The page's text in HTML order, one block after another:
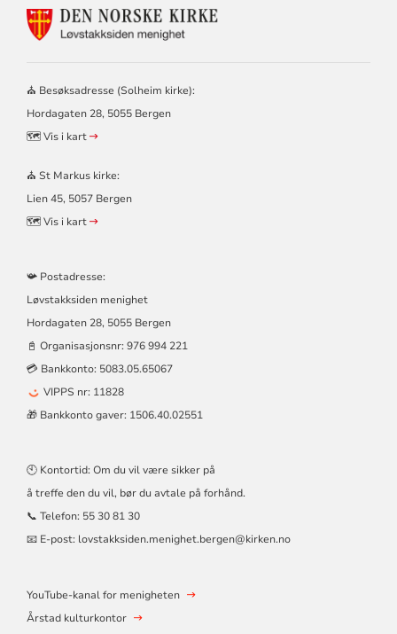
⛪ Besøksadresse (Solheim kirke):
Hordagaten 28, 5055 Bergen
🗺️ Vis i kart
⛪ St Markus kirke:
Lien 45, 5057 Bergen
🗺️ Vis i kart
📯 Postadresse:
Løvstakksiden menighet
Hordagaten 28, 5055 Bergen
📓 Organisasjonsnr: 976 994 221
💳 Bankkonto: 5083.05.65067
VIPPS nr: 11828
🎁 Bankkonto gaver: 1506.40.02551
🕙 Kontortid: Om du vil være sikker på
å treffe den du vil, bør du avtale på forhånd.
📞 Telefon: 55 30 81 30
📧 E-post: lovstakksiden.menighet.bergen@kirken.no
YouTube-kanal for menigheten
Årstad kulturkontor